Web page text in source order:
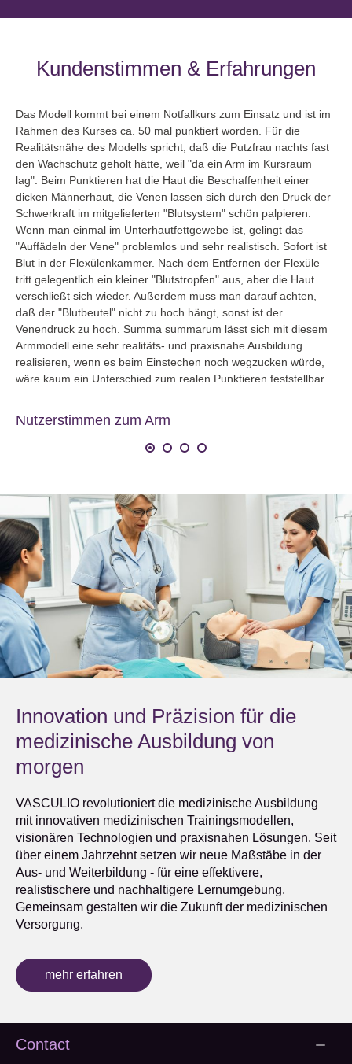
Kundenstimmen & Erfahrungen
Skip slider
Das Modell kommt bei einem Notfallkurs zum Einsatz und ist im
Rahmen des Kurses ca. 50 mal punktiert worden. Für die
Realitätsnähe des Modells spricht, daß die Putzfrau nachts fast
den Wachschutz geholt hätte, weil "da ein Arm im Kursraum
lag". Beim Punktieren hat die Haut die Beschaffenheit einer
dicken Männerhaut, die Venen lassen sich durch den Druck der
Schwerkraft im mitgelieferten "Blutsystem" schön palpieren.
Wenn man einmal im Unterhautfettgewebe ist, gelingt das
"Auffädeln der Vene" problemlos und sehr realistisch. Sofort ist
Blut in der Flexülenkammer. Nach dem Entfernen der Flexüle
tritt gelegentlich ein kleiner "Blutstropfen" aus, aber die Haut
verschließt sich wieder. Außerdem muss man darauf achten,
daß der "Blutbeutel" nicht zu hoch hängt, sonst ist der
Venendruck zu hoch. Summa summarum lässt sich mit diesem
Armmodell eine sehr realitäts- und praxisnahe Ausbildung
realisieren, wenn es beim Einstechen noch wegzucken würde,
wäre kaum ein Unterschied zum realen Punktieren feststellbar.
Nutzerstimmen zum Arm
Innovation und Präzision für die
medizinische Ausbildung von
morgen
VASCULIO revolutioniert die medizinische Ausbildung
mit innovativen medizinischen Trainingsmodellen,
visionären Technologien und praxisnahen Lösungen. Seit
über einem Jahrzehnt setzen wir neue Maßstäbe in der
Aus- und Weiterbildung - für eine effektivere,
realistischere und nachhaltigere Lernumgebung.
Gemeinsam gestalten wir die Zukunft der medizinischen
Versorgung.
mehr erfahren
Contact